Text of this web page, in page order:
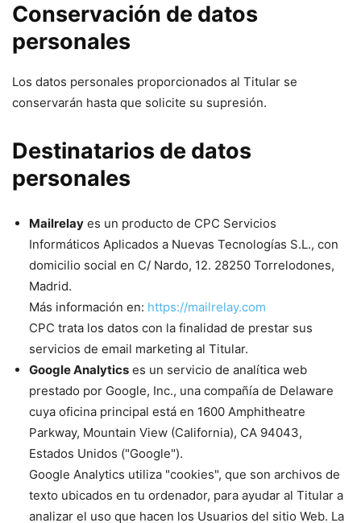
Conservación de datos
personales
Los datos personales proporcionados al Titular se
conservarán hasta que solicite su supresión.
Destinatarios de datos
personales
Mailrelay es un producto de CPC Servicios
Informáticos Aplicados a Nuevas Tecnologías S.L., con
domicilio social en C/ Nardo, 12. 28250 Torrelodones,
Madrid.
Más información en: https://mailrelay.com
CPC trata los datos con la finalidad de prestar sus
servicios de email marketing al Titular.
Google Analytics es un servicio de analítica web
prestado por Google, Inc., una compañía de Delaware
cuya oficina principal está en 1600 Amphitheatre
Parkway, Mountain View (California), CA 94043,
Estados Unidos ("Google").
Google Analytics utiliza "cookies", que son archivos de
texto ubicados en tu ordenador, para ayudar al Titular a
analizar el uso que hacen los Usuarios del sitio Web. La